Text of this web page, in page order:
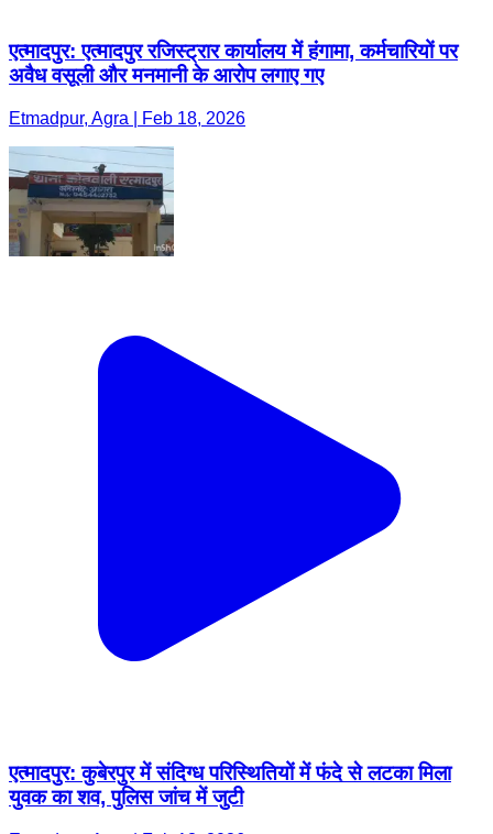
एत्मादपुर: एत्मादपुर रजिस्ट्रार कार्यालय में हंगामा, कर्मचारियों पर
अवैध वसूली और मनमानी के आरोप लगाए गए
Etmadpur, Agra | Feb 18, 2026
एत्मादपुर: कुबेरपुर में संदिग्ध परिस्थितियों में फंदे से लटका मिला
युवक का शव, पुलिस जांच में जुटी